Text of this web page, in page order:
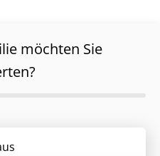
möchten Sie